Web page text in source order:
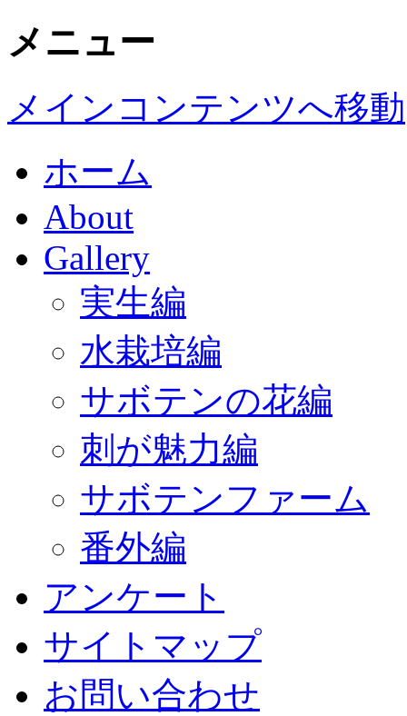
メニュー
メインコンテンツへ移動
ホーム
About
Gallery
実生編
水栽培編
サボテンの花編
刺が魅力編
サボテンファーム
番外編
アンケート
サイトマップ
お問い合わせ